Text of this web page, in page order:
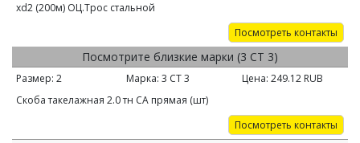
хd2 (200м) ОЦ.Трос стальной
Посмотреть контакты
Посмотрите близкие марки (3 СТ 3)
Размер: 2 Марка: 3 СТ 3 Цена: 249.12 RUB
Скоба такелажная 2.0 тн СА прямая (шт)
Посмотреть контакты